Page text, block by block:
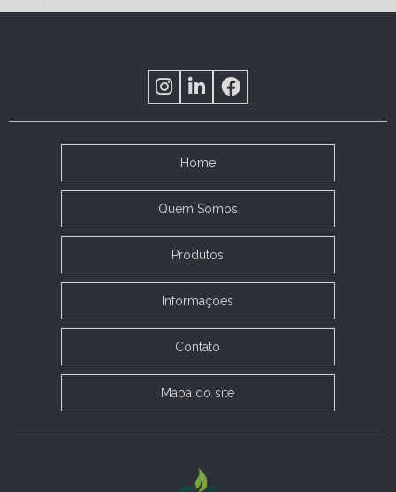
Home
Quem Somos
Produtos
Informações
Contato
Mapa do site